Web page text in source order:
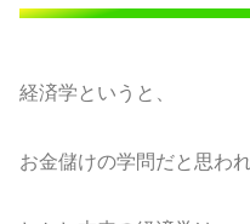
経済学というと、
お金儲けの学問だと思わ